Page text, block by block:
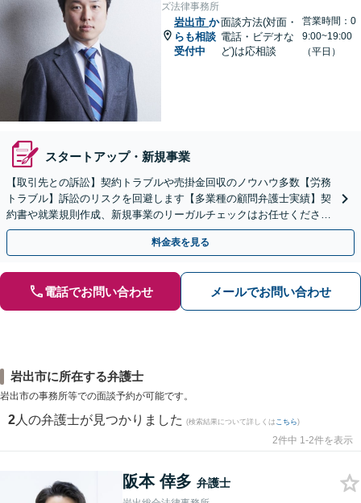
ズ法律事務所
岩出市 か
らも相談
受付中
面談方法(対面・
電話・ビデオな
ど)は応相談
営業時間：0
9:00~19:00
（平日）
スタートアップ・新規事業
【取引先との訴訟】契約トラブルや売掛金回収のノウハウ多数【労務
トラブル】訴訟のリスクを回避します【多業種の顧問弁護士実績】契
約書や就業規則作成、新規事業のリーガルチェックはお任せくださ
い。単発のご依頼OK。
料金表を見る
電話でお問い合わせ メールでお問い合わせ
岩出市に所在する弁護士
岩出市の事務所等での面談予約が可能です。
2 人の弁護士が見つかりました (検索結果について詳しくは こちら)
2件中 1-2件を表示
阪本 倖多 弁護士